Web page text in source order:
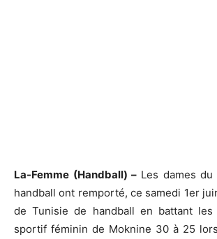
La-Femme (Handball) – Les dames
handball ont remporté, ce samedi 1er
de Tunisie de handball en battant
sportif féminin de Moknine 30 à 25